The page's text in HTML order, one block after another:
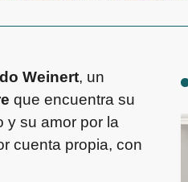
Weinert, un
que encuentra su
y su amor por la
cuenta propia, con